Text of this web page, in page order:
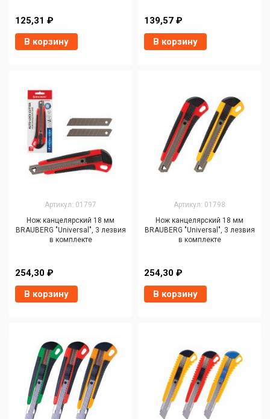
125,31 ₽
В корзину
139,57 ₽
В корзину
Артикул: 01797
Нож канцелярский 18 мм
BRAUBERG "Universal", 3 лезвия
в комплекте
254,30 ₽
В корзину
Артикул: 01798
Нож канцелярский 18 мм
BRAUBERG "Universal", 3 лезвия
в комплекте
254,30 ₽
В корзину